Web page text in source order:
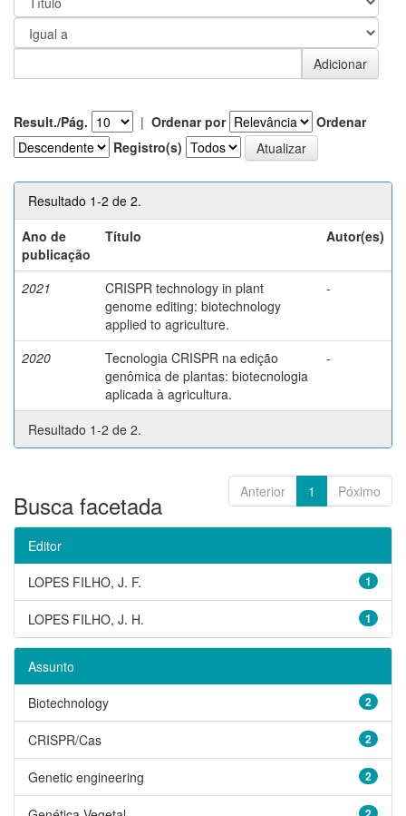
Result./Pág. | Ordenar por
Ordenar
Registro(s)
Resultado 1-2 de 2.
Ano de
publicação
Título Autor(es)
2021
CRISPR technology in plant
genome editing: biotechnology
applied to agriculture.
-
2020
Tecnologia CRISPR na edição
genômica de plantas: biotecnologia
aplicada à agricultura.
-
Resultado 1-2 de 2.
Anterior 1 Póximo
Busca facetada
Editor
1
LOPES FILHO, J. F.
1
LOPES FILHO, J. H.
Assunto
2
Biotechnology
2
CRISPR/Cas
2
Genetic engineering